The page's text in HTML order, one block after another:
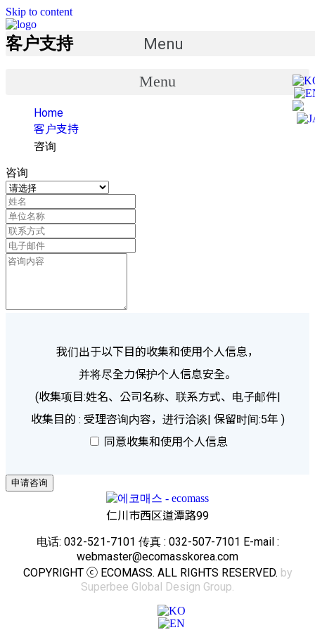
Skip to content
Menu
客户支持
Menu
Home
客户支持
咨询
咨询
我们出于以下目的收集和使用个人信息，
并将尽全力保护个人信息安全。
(收集项目:姓名、公司名称、联系方式、电子邮件|
收集目的 : 受理咨询内容，进行洽谈| 保留时间:5年 )
同意收集和使用个人信息
申请咨询
仁川市西区道潭路99
电话: 032-521-7101 传真 : 032-507-7101 E-mail :
webmaster@ecomasskorea.com
COPYRIGHT ⓒ ECOMASS. ALL RIGHTS RESERVED. by
Superbee Global Design Group.